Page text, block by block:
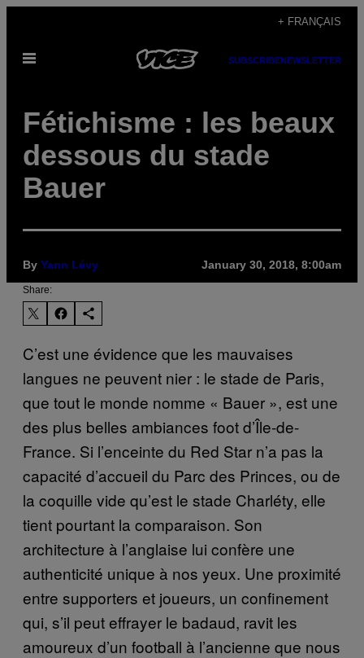
content
+ FRANÇAIS
Open
SUBSCRIBENEWSLETTER
Fétichisme : les beaux
dessous du stade
Bauer
By Yann Lévy January 30, 2018, 8:00am
Share:
C’est une évidence que les mauvaises
langues ne peuvent nier : le stade de Paris,
que tout le monde nomme « Bauer », est une
des plus belles ambiances foot d’Île-de-
France. Si l’enceinte du Red Star n’a pas la
capacité d’accueil du Parc des Princes, ou de
la coquille vide qu’est le stade Charléty, elle
tient pourtant la comparaison. Son
architecture à l’anglaise lui confère une
authenticité unique à nos yeux. Une proximité
entre supporters et joueurs, un confinement
qui, s’il peut effrayer le badaud, ravit les
amoureux d’un football à l’ancienne que nous